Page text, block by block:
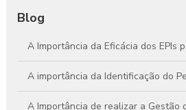
Blog
A Importância da Eficácia dos EPIs
A importância da Identificação do
A Importância de realizar a Gestão